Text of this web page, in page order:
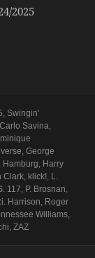
2025
, Swingin'
Carlo Savina,
,George
, Hamburg, Harry
Clark, klick!, L.
117, P. Brosnan,
Harrison, Roger
Williams,
,ZAZ